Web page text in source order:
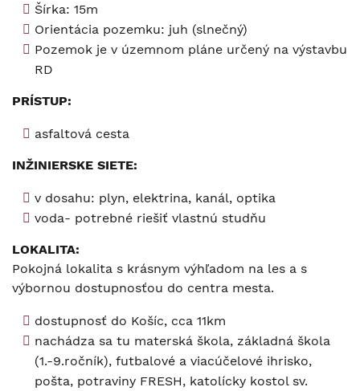
Šírka: 15m
Orientácia pozemku: juh (slnečný)
Pozemok je v územnom pláne určený na výstavbu
RD
PRÍSTUP:
asfaltová cesta
INŽINIERSKE SIETE:
v dosahu: plyn, elektrina, kanál, optika
voda- potrebné riešiť vlastnú studňu
LOKALITA:
Pokojná lokalita s krásnym výhľadom na les a s
výbornou dostupnosťou do centra mesta.
dostupnosť do Košíc, cca 11km
nachádza sa tu materská škola, základná škola
(1.-9.ročník), futbalové a viacúčelové ihrisko,
pošta, potraviny FRESH, katolícky kostol sv.